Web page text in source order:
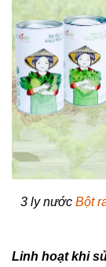
3 ly nước Bột
Linh hoạt khi